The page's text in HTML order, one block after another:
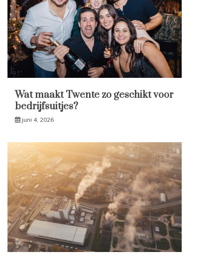
Wat maakt Twente zo geschikt voor
bedrijfsuitjes?
juni 4, 2026